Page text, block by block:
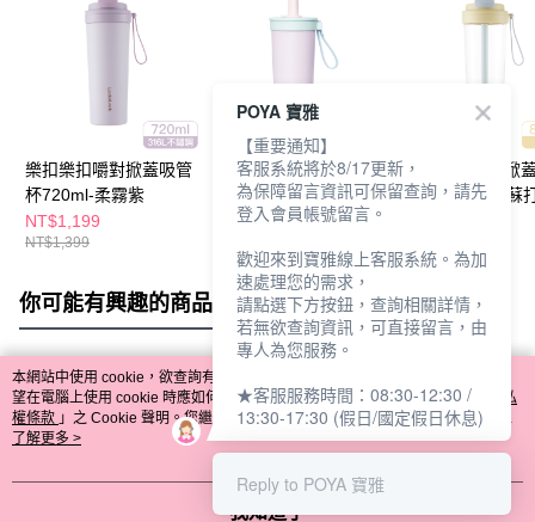
樂扣樂扣嚼對掀蓋吸管
杯720ml-柔霧紫
NT$1,199
NT$1,399
樂扣樂扣嚼對吸管杯
720ml-莓果馬卡龍
NT$1,199
樂扣樂扣嚼對掀
杯850ml-蜂蜜蘇
你可能有興趣的商品 全站排行
熱門標籤
本網站中使用 cookie，欲查詢有關本網站使用 cookie 方式之詳情，及若您不希
望在電腦上使用 cookie 時應如何變更電腦的 cookie 設定，請參閱本網站「
隱私
權條款 」之 Cookie 聲明。您繼續使用本網站即表示您同意本公司得按本網站使
用條款之 Cookie 聲明使用 cookie。
了解更多 >
我知道了
POYA 寶雅
【重要通知】
客服系統將於8/17更新，
為保障留言資訊可保留查詢，請先
登入會員帳號留言。
歡迎來到寶雅線上客服系統。為加
速處理您的需求，
請點選下方按鈕，查詢相關詳情，
若無欲查詢資訊，可直接留言，由
專人為您服務。
★客服服務時間：08:30-12:30 /
13:30-17:30 (假日/國定假日休息)
Reply to POYA 寶雅